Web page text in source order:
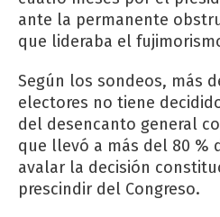
ante la permanente
que lideraba el
Según los sondeos, más
electores no tiene
del desencanto general
que llevó a más del 80 %
avalar la decisión
prescindir del Congreso.